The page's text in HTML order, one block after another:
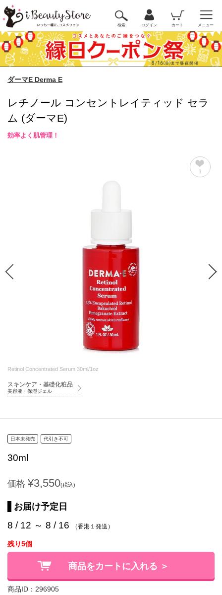
検索 ログイン カート メニュー
ダーマE Derma E
レチノール コンセントレイティッド セラ
ム (ダーマE)
効率よく肌管理！
1
Retinol Concentrated Serum 30ml/1oz
スキンケア・基礎化粧品
美容液・保湿ジェル
日本未発売 代引き不可
30ml
価格 ¥3,550(税込)
お届け予定日
8 / 12 ～ 8 / 16 （香港１発送）
残り5個
商品をカートに入れる ＞
商品ID：296905